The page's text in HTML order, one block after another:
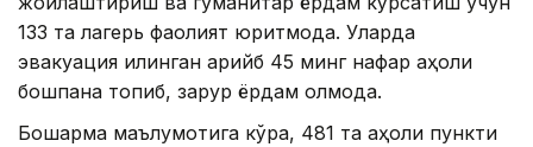
133 та лагерь фаолият юритмоқда. Уларда
эвакуация қилинган қарийб 45 минг нафар аҳоли
бошпана топиб, зарур ёрдам олмоқда.
Бошқарма маълумотига кўра, 481 та аҳоли пункти